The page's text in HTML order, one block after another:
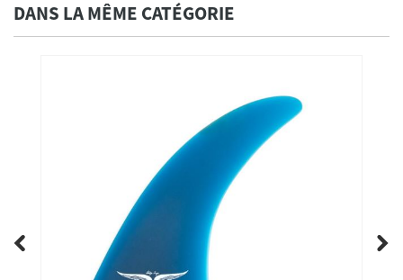
DANS LA MÊME CATÉGORIE